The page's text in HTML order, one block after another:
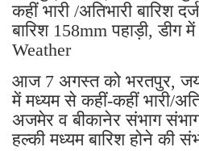
कहीं भारी /अतिभारी बारिश
बारिश 158mm पहाड़ी, डीग
Weather
आज 7 अगस्त को भरतपुर,
में मध्यम से कहीं-कहीं भारी/
अजमेर व बीकानेर संभाग
हल्की मध्यम बारिश होने की